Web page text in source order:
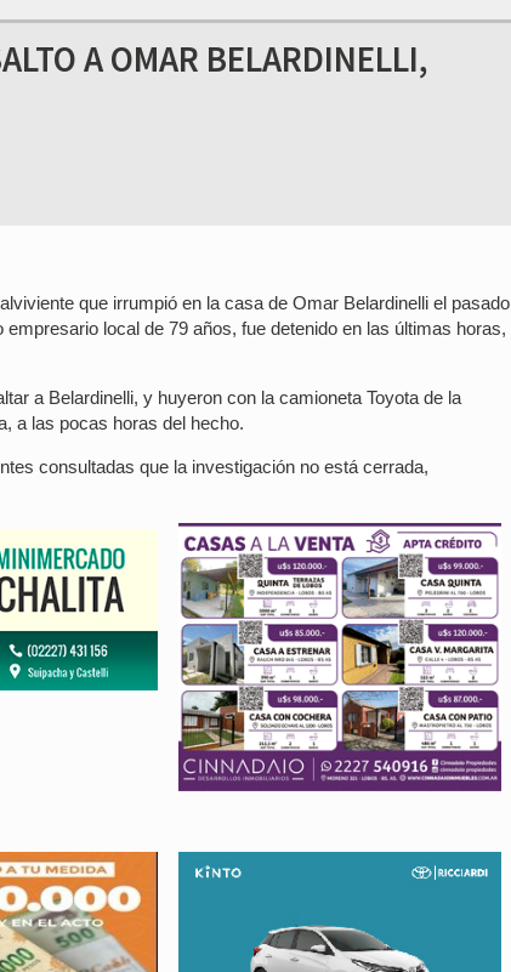
A OMAR BELARDINELLI,
que irrumpió en la casa de Omar Belardinelli el pasado
local de 79 años, fue detenido en las últimas horas,
a Belardinelli, y huyeron con la camioneta Toyota de la
a las pocas horas del hecho.
consultadas que la investigación no está cerrada,